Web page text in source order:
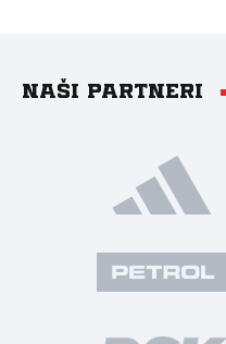
Naši partneri